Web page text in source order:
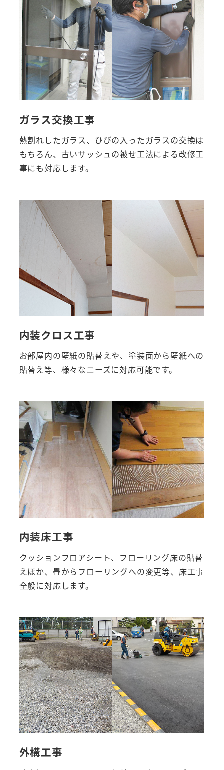
ガラス交換工事
熱割れしたガラス、ひびの入ったガラスの交換は
もちろん、古いサッシュの被せ工法による改修工
事にも対応します。
内装クロス工事
お部屋内の壁紙の貼替えや、塗装面から壁紙への
貼替え等、様々なニーズに対応可能です。
内装床工事
クッションフロアシート、フローリング床の貼替
えほか、畳からフローリングへの変更等、床工事
全般に対応します。
外構工事